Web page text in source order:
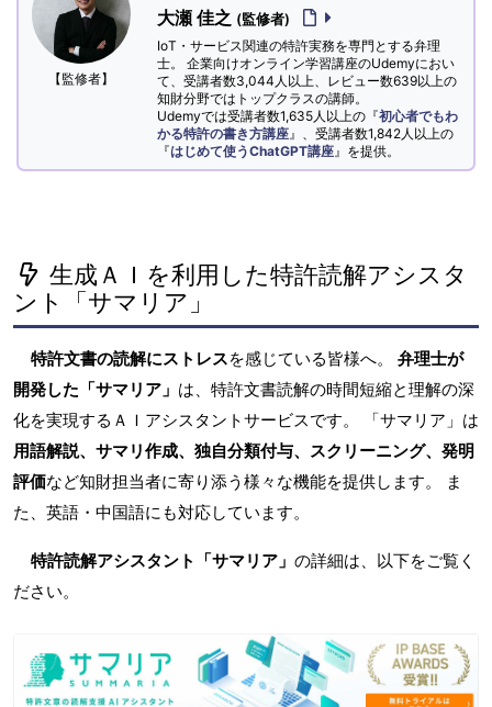
【監修者】
大瀬 佳之 (監修者)
IoT・サービス関連の特許実務を専門とする弁理
士。 企業向けオンライン学習講座のUdemyにおい
て、受講者数3,044人以上、レビュー数639以上の
知財分野ではトップクラスの講師。
Udemyでは受講者数1,635人以上の『初心者でもわ
かる特許の書き方講座 』、受講者数1,842人以上の
『はじめて使うChatGPT講座 』を提供。
生成ＡＩを利用した特許読解アシスタ
ント「サマリア」
特許文書の読解にストレスを感じている皆様へ。 弁理士が
開発した「サマリア」 は、特許文書読解の時間短縮と理解の深
化を実現するＡＩアシスタントサービスです。 「サマリア」は
用語解説、サマリ作成、独自分類付与、スクリーニング、発明
評価など知財担当者に寄り添う様々な機能を提供します。 ま
た、英語・中国語にも対応しています。
特許読解アシスタント「サマリア」 の詳細は、以下をご覧く
ださい。